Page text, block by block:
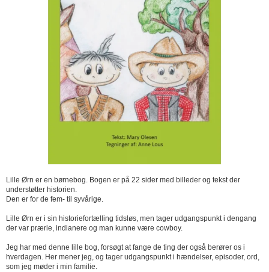
Lille Ørn er en børnebog. Bogen er på 22 sider med billeder og tekst der
understøtter historien.
Den er for de fem- til syvårige.
Lille Ørn er i sin historiefortælling tidsløs, men tager udgangspunkt i dengang
der var prærie, indianere og man kunne være cowboy.
Jeg har med denne lille bog, forsøgt at fange de ting der også berører os i
hverdagen. Her mener jeg, og tager udgangspunkt i hændelser, episoder, ord,
som jeg møder i min familie.